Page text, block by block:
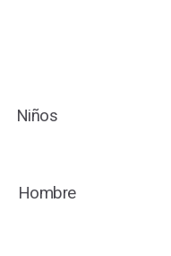
Niños
Hombre